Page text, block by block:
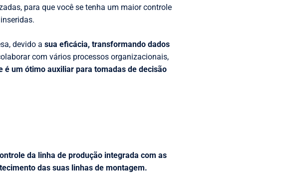
para que você se tenha um maior controle
devido a sua eficácia, transformando dados
com vários processos organizacionais,
é um ótimo auxiliar para tomadas de decisão
da linha de produção integrada com as
das suas linhas de montagem.